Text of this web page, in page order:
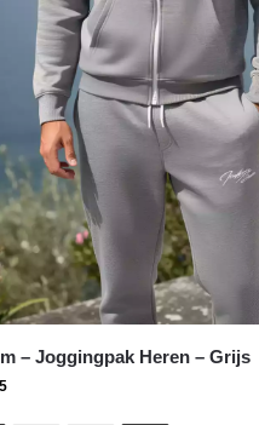
– Joggingpak Heren – Grijs